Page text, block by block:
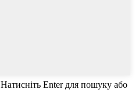
Натисніть Enter для пошуку або